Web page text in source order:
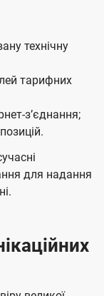
технічну
тарифних
зʼєднання;
для надання